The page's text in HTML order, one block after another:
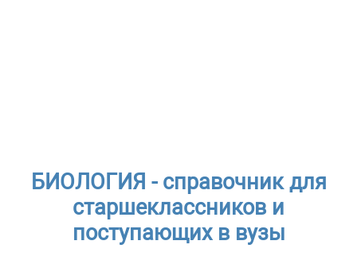
БИОЛОГИЯ - справочник для
старшеклассников и
поступающих в вузы